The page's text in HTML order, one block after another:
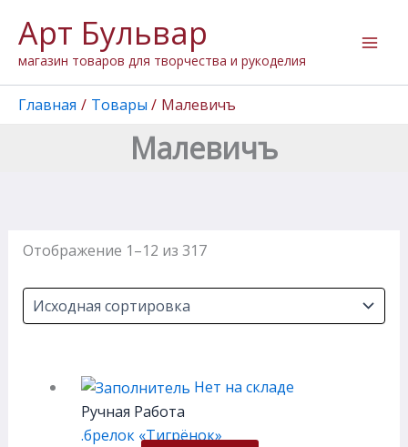
содержимому
Арт Бульвар
магазин товаров для творчества и рукоделия
Главная Товары Малевичъ
Малевичъ
Отображение 1–12 из 317
Нет на складе
Ручная Работа
.брелок «Тигрёнок»